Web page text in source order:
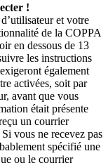
!
et votre
de la COPPA
en dessous de 13
les instructions
également
activées, soit par
avant que vous
était présente
un courrier
vous ne recevez pas
spécifié une
ou le courrier